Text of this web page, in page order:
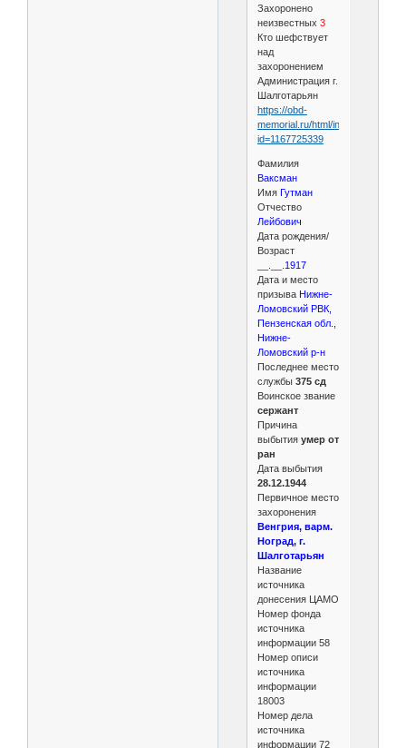
Захоронено
неизвестных 3
Кто шефствует
над
захоронением
Администрация г.
Шалготарьян
https://obd-
memorial.ru/html/info.htm?
id=1167725339
Фамилия
Ваксман
Имя Гутман
Отчество
Лейбович
Дата рождения/
Возраст
1917
Дата и место
призыва Нижне-
Ломовский РВК,
Пензенская обл.,
Нижне-
Ломовский р-н
Последнее место
службы375 сд
Воинское звание
сержант
Причина
выбытияумер от
ран
Дата выбытия
28.12.1944
Первичное место
захоронения
Венгрия, варм.
Ноград, г.
Шалготарьян
Название
источника
донесения ЦАМО
Номер фонда
источника
информации 58
Номер описи
источника
информации
18003
Номер дела
источника
информации 72